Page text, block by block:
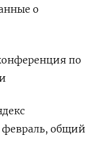
о
по
общий